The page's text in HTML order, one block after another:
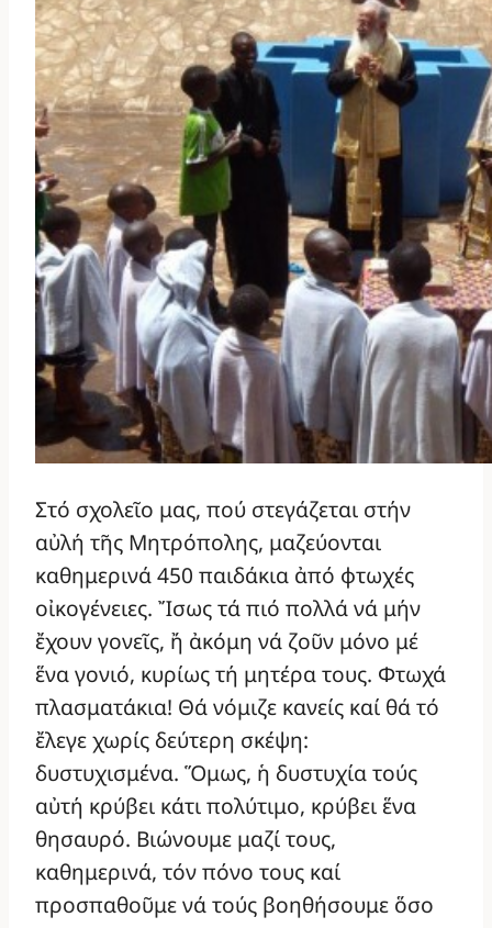
Στό σχολεῖο μας, πού στεγάζεται στήν
αὐλή τῆς Μητρόπολης, μαζεύονται
καθημερινά 450 παιδάκια ἀπό φτωχές
οἰκογένειες. Ἴσως τά πιό πολλά νά μήν
ἔχουν γονεῖς, ἤ ἀκόμη νά ζοῦν μόνο μέ
ἕνα γονιό, κυρίως τή μητέρα τους. Φτωχά
πλασματάκια! Θά νόμιζε κανείς καί θά τό
ἔλεγε χωρίς δεύτερη σκέψη:
δυστυχισμένα. Ὅμως, ἡ δυστυχία τούς
αὐτή κρύβει κάτι πολύτιμο, κρύβει ἕνα
θησαυρό. Βιώνουμε μαζί τους,
καθημερινά, τόν πόνο τους καί
προσπαθοῦμε νά τούς βοηθήσουμε ὅσο